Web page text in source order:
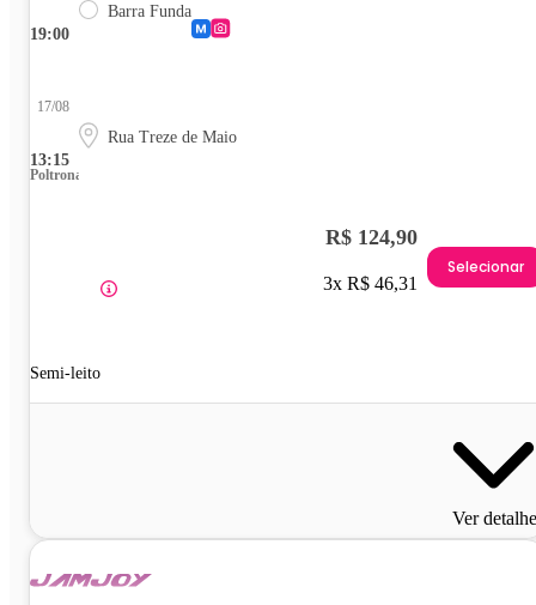
19:00
Barra Funda
13:15
17/08
Rua Treze de Maio
Poltrona
Semi-leito
R$ 124,90
3x R$ 46,31
Selecionar
Ver